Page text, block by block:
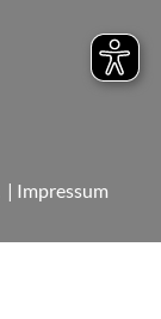
| Impressum